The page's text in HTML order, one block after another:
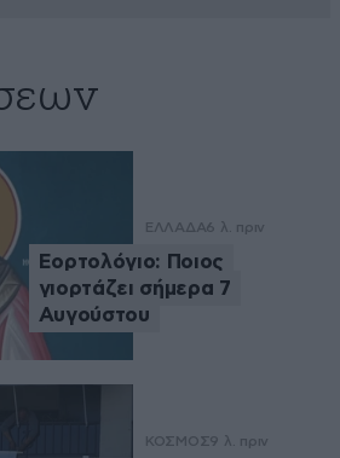
ΕΛΛΑΔΑ6 λ. πριν
Εορτολόγιο: Ποιος
γιορτάζει σήμερα 7
Αυγούστου
ΚΟΣΜΟΣ9 λ. πριν